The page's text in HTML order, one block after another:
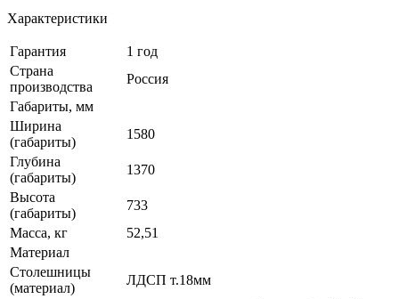
Характеристики
Гарантия
1 год
Страна
производства
Россия
Габариты, мм
Ширина
(габариты)
1580
Глубина
(габариты)
1370
Высота
(габариты)
733
Масса, кг
52,51
Материал
Столешницы
(материал)
ЛДСП т.18мм